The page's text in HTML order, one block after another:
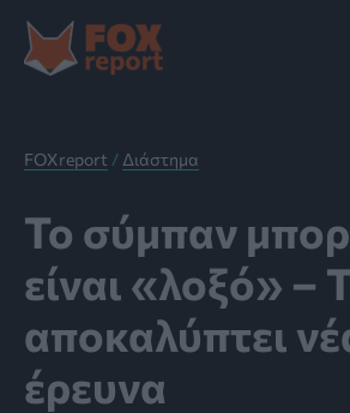
στο
περιεχόμενο
FOXreport / Διάστημα
Το σύμπαν
είναι «λοξό» –
αποκαλύπτει
έρευνα